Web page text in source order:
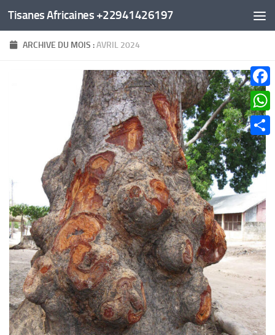
Au dessous du contenu
Tisanes Africaines +22941426197
ARCHIVE DU MOIS :AVRIL 2024